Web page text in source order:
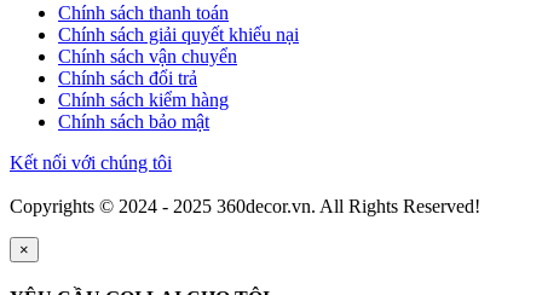
Chính sách thanh toán
Chính sách giải quyết khiếu nại
Chính sách vận chuyển
Chính sách đổi trả
Chính sách kiểm hàng
Chính sách bảo mật
Kết nối với chúng tôi
Copyrights © 2024 - 2025 360decor.vn. All Rights Reserved!
×